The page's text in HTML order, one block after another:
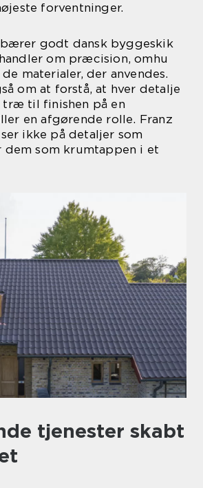
forventninger.
godt dansk byggeskik
om præcision, omhu
materialer, der anvendes.
om at forstå, at hver detalje
til finishen på en
en afgørende rolle. Franz
ikke på detaljer som
dem som krumtappen i et
tjenester skabt